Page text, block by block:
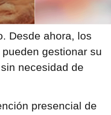
Desde ahora, los
gestionar su
necesidad de
presencial de